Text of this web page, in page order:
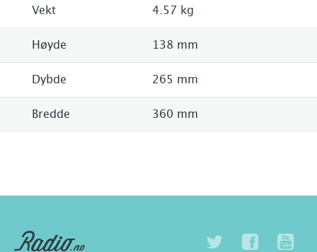
Vekt 4.57 kg
Høyde 138 mm
Dybde 265 mm
Bredde 360 mm